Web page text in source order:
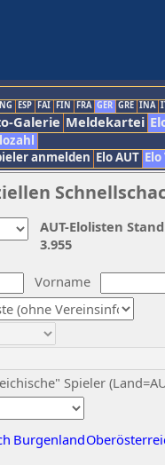
ESP FAI FIN FRA GER GRE INA
Galerie Meldekartei
anmelden Elo AUT
Vorname
Spieler
Burgenland
AUT-Elolisten
3.955